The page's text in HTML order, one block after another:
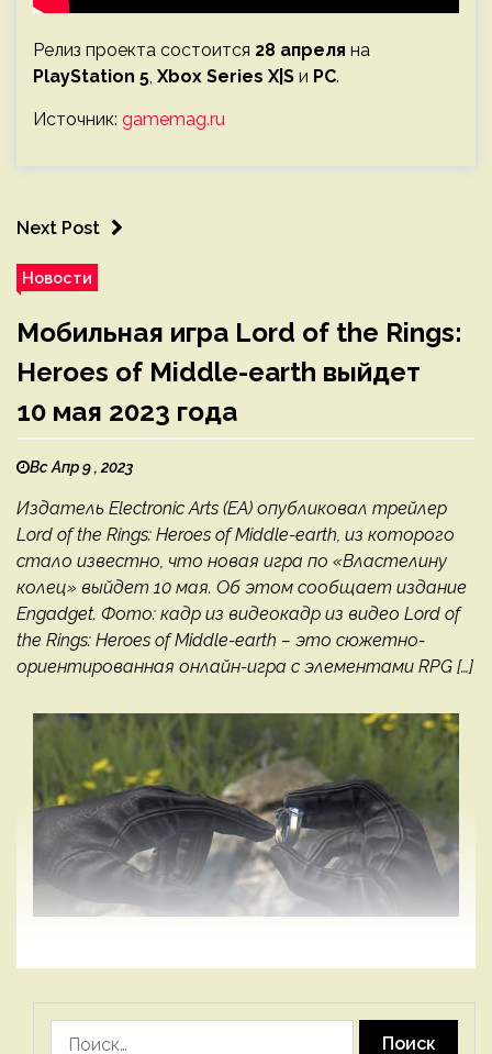
Релиз проекта состоится 28 апреля на
PlayStation 5, Xbox Series X|S и PC.
Источник: gamemag.ru
Next Post
Новости
Мобильная игра Lord of the Rings:
Heroes of Middle-earth выйдет
10 мая 2023 года
Вс Апр 9 , 2023
Издатель Electronic Arts (EA) опубликовал трейлер
Lord of the Rings: Heroes of Middle-earth, из которого
стало известно, что новая игра по «Властелину
колец» выйдет 10 мая. Об этом сообщает издание
Engadget. Фото: кадр из видеокадр из видео Lord of
the Rings: Heroes of Middle-earth – это сюжетно-
ориентированная онлайн-игра с элементами RPG […]